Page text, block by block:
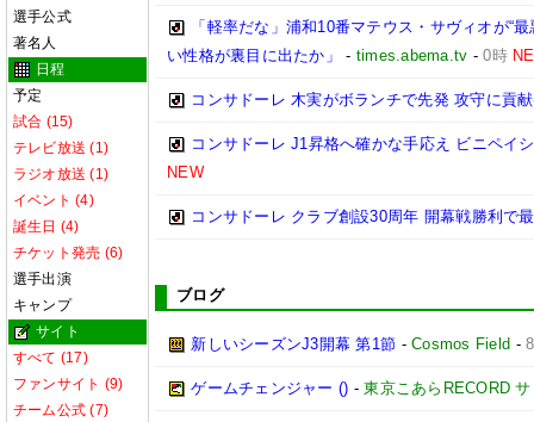
選手公式
著名人
日程
予定
試合 (15)
テレビ放送 (1)
ラジオ放送 (1)
イベント (4)
誕生日 (4)
チケット発売 (6)
選手出演
キャンプ
サイト
すべて (17)
ファンサイト (9)
チーム公式 (7)
「軽率だな」浦和10番マテウス・サヴィオが“
い性格が裏目に出たか」
- times.abema.tv -0時
コンサドーレ 木実がボランチで先発 攻守に貢
コンサドーレ J1昇格へ確かな手応え ビニペイ
NEW
コンサドーレ クラブ創設30周年 開幕戦勝利で
ブログ
新しいシーズンJ3開幕 第1節 -Cosmos Field -
ゲームチェンジャー () -東京こあらRECORD